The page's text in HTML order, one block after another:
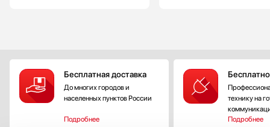
Бесплатная доставка
До многих городов и
населенных пунктов России
Подробнее
технику на
Подробнее